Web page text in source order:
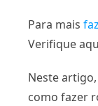
Para mais
Verifique
Neste
como fazer